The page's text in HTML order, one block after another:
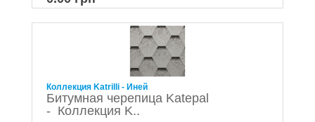
Коллекция Katrilli - Иней
Битумная черепица Katepal
- Коллекция K..